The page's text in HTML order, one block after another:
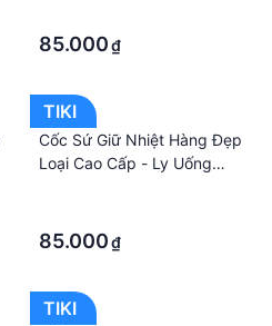
Hàng Cao Cấp
85.000₫
TIKI
Cốc Sứ Giữ Nhiệt Hàng Đẹp
Loại Cao Cấp - Ly Uống
Hàng Cao Cấp
85.000₫
TIKI